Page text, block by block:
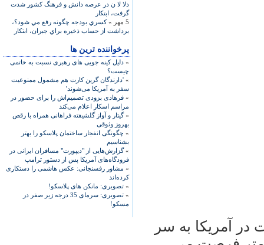
دلا لا ن در عرصه دانش و فرهنگ کشور شدت
گرفت، ابتکار
5 مهر »
کسري بودجه چگونه رفع مي شود؟،
برداشت از حساب ذخيره براي جبران، ابتکار
پرخواننده ترین ها
» دلیل کینه جویی های رهبری نسبت به خاتمی
چیست؟
» 'دارندگان گرین کارت هم مشمول ممنوعیت
سفر به آمریکا می‌شوند'
» فرهادی بزودی تصمیم‌اش را برای حضور در
مراسم اسکار اعلام می‌کند
»گیتار و آواز گلشیفته فراهانی همراه با رقص
بهروز وثوقی
» چگونگی انفجار ساختمان پلاسکو را بهتر
بشناسیم
»گزارش‌هایی از "دیپورت" مسافران ایرانی در
فرودگاه‌های آمریکا پس از دستور ترامپ
» مشاور رفسنجانی: عکس هاشمی را دستکاری
کرده‌اند
» تصویری: مانکن های پلاسکو!
»
تصویری: سرمای 35 درجه زیر صفر در
مسکو!
آمريکا به سر